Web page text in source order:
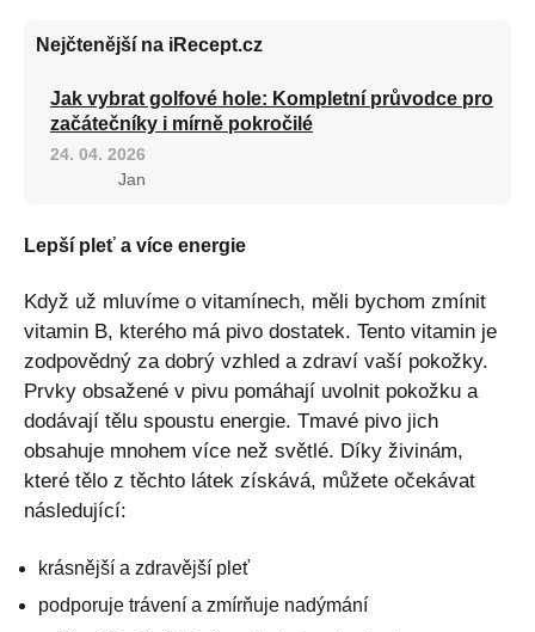
Nejčtenější na iRecept.cz
Jak vybrat golfové hole: Kompletní průvodce pro
začátečníky i mírně pokročilé
24. 04. 2026
Jan
Lepší pleť a více energie
Když už mluvíme o vitamínech, měli bychom zmínit
vitamin B, kterého má pivo dostatek. Tento vitamin je
zodpovědný za dobrý vzhled a zdraví vaší pokožky.
Prvky obsažené v pivu pomáhají uvolnit pokožku a
dodávají tělu spoustu energie. Tmavé pivo jich
obsahuje mnohem více než světlé. Díky živinám,
které tělo z těchto látek získává, můžete očekávat
následující:
krásnější a zdravější pleť
podporuje trávení a zmírňuje nadýmání